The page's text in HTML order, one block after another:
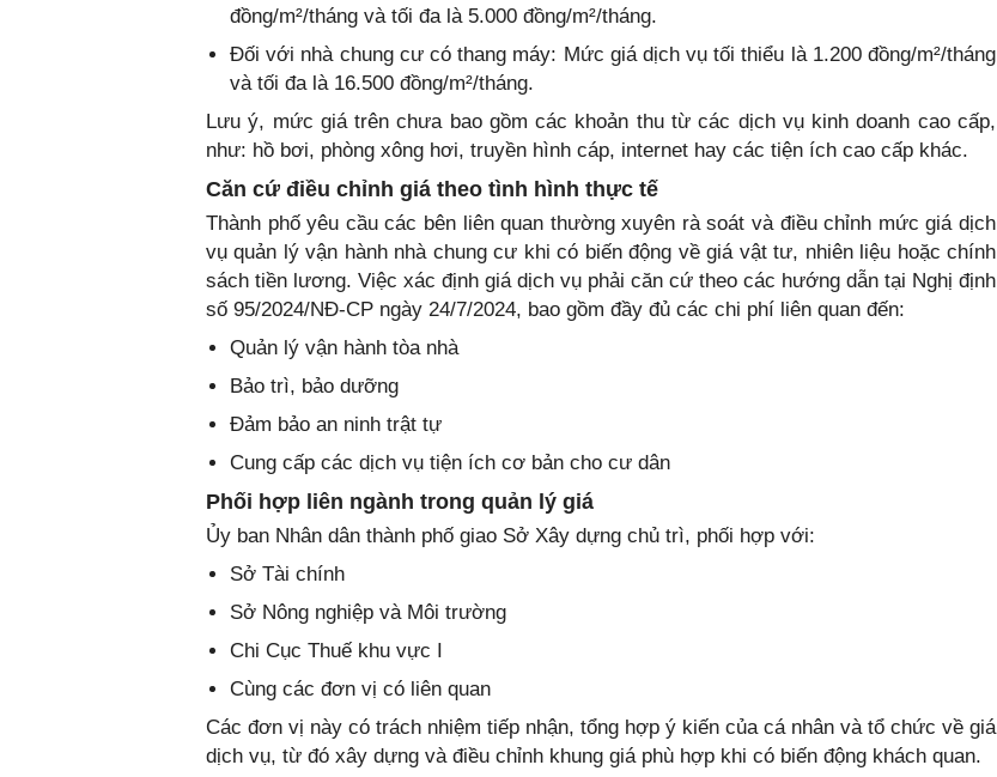
đồng/m²/tháng và tối đa là 5.000 đồng/m²/tháng.
Đối với nhà chung cư có thang máy: Mức giá dịch vụ tối thiểu là 1.200 đồng/m²/tháng
và tối đa là 16.500 đồng/m²/tháng.
Lưu ý, mức giá trên chưa bao gồm các khoản thu từ các dịch vụ kinh doanh cao cấp,
như: hồ bơi, phòng xông hơi, truyền hình cáp, internet hay các tiện ích cao cấp khác.
Căn cứ điều chỉnh giá theo tình hình thực tế
Thành phố yêu cầu các bên liên quan thường xuyên rà soát và điều chỉnh mức giá dịch
vụ quản lý vận hành nhà chung cư khi có biến động về giá vật tư, nhiên liệu hoặc chính
sách tiền lương. Việc xác định giá dịch vụ phải căn cứ theo các hướng dẫn tại Nghị định
số 95/2024/NĐ-CP ngày 24/7/2024, bao gồm đầy đủ các chi phí liên quan đến:
Quản lý vận hành tòa nhà
Bảo trì, bảo dưỡng
Đảm bảo an ninh trật tự
Cung cấp các dịch vụ tiện ích cơ bản cho cư dân
Phối hợp liên ngành trong quản lý giá
Ủy ban Nhân dân thành phố giao Sở Xây dựng chủ trì, phối hợp với:
Sở Tài chính
Sở Nông nghiệp và Môi trường
Chi Cục Thuế khu vực I
Cùng các đơn vị có liên quan
Các đơn vị này có trách nhiệm tiếp nhận, tổng hợp ý kiến của cá nhân và tổ chức về giá
dịch vụ, từ đó xây dựng và điều chỉnh khung giá phù hợp khi có biến động khách quan.